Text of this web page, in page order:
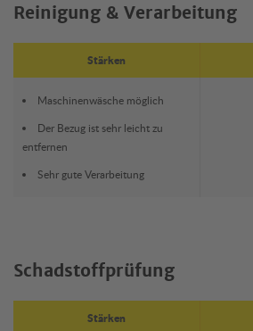
Reinigung & Verarbeitung
Stärken
Maschinenwäsche möglich
Der Bezug ist sehr leicht zu
entfernen
Sehr gute Verarbeitung
Schadstoffprüfung
Stärken